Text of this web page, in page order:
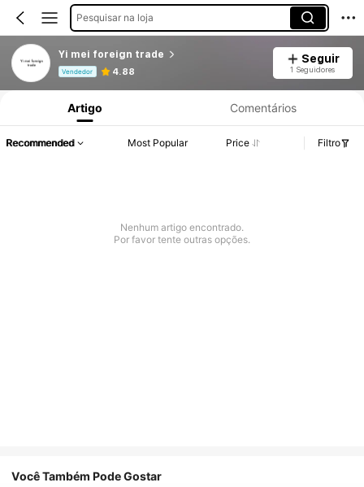
Pesquisar na loja
Yi mei foreign trade
Vendedor 4.88
Seguir
1 Seguidores
Informações do Produto: Divulgação de Preço, Vendas e Detalhes de Stock.
Artigo Comentários
Recommended Most Popular Price Filtro
Nenhum artigo encontrado.
Por favor tente outras opções.
Você Também Pode Gostar